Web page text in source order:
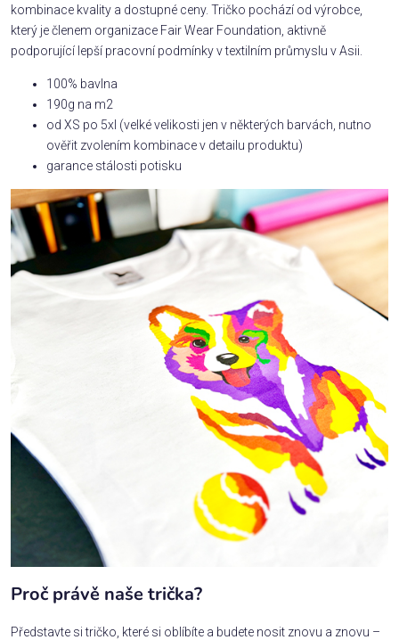
kombinace kvality a dostupné ceny. Tričko pochází od výrobce,
který je členem organizace Fair Wear Foundation, aktivně
podporující lepší pracovní podmínky v textilním průmyslu v Asii.
100% bavlna
190g na m2
od XS po 5xl (velké velikosti jen v některých barvách, nutno
ověřit zvolením kombinace v detailu produktu)
garance stálosti potisku
Proč právě naše trička?
Představte si tričko, které si oblíbíte a budete nosit znovu a znovu –